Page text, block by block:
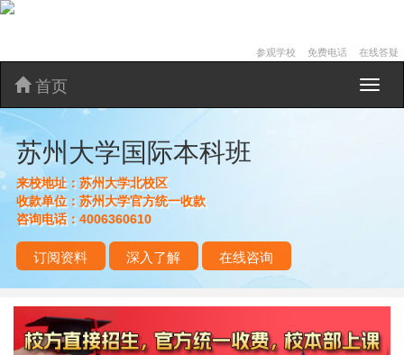
在线答疑
免费电话
参观学校
苏
州
首页
苏州大学国际本科班
来校地址：苏州大学北校区
收款单位：苏州大学官方统一收款
咨询电话：4006360610
订阅资料 深入了解 在线咨询